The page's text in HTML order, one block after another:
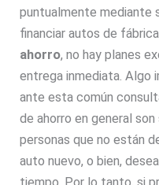
puntualmente mediante
financiar autos de
ahorro, no hay planes
entrega inmediata. Algo
ante esta común
de ahorro en general
personas que no están
auto nuevo, o bien,
tiempo. Por lo tanto, si